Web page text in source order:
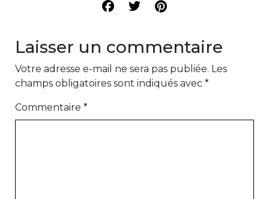
Laisser un commentaire
Votre adresse e-mail ne sera pas publiée. Les
champs obligatoires sont indiqués avec *
Commentaire *